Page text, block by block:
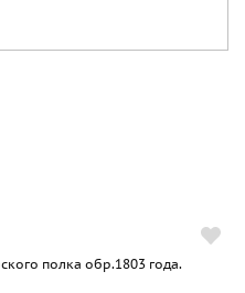
полка обр.1803 года.